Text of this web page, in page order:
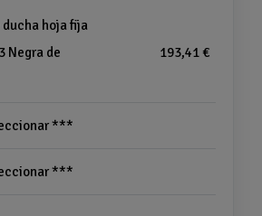
ducha hoja fija
Negra de
193,41 €
***
***